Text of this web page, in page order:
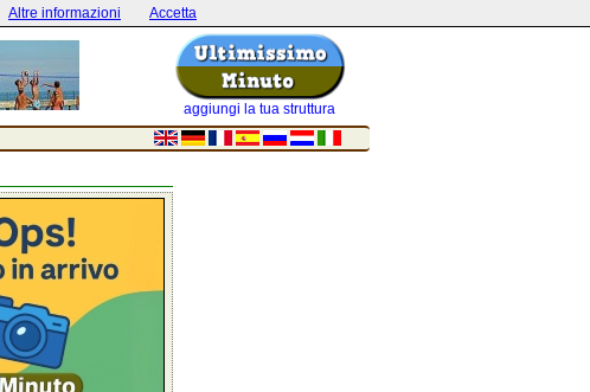
aggiungi la tua struttura
Altre informazioni Accetta